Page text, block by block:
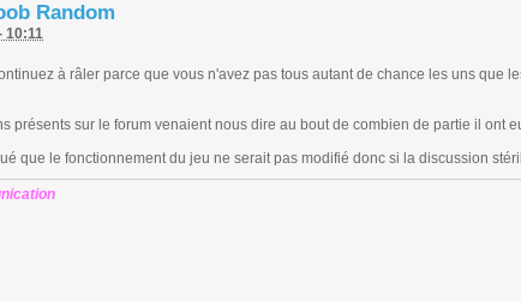
Random
10:11
à râler parce que vous n'avez pas tous autant de chance les uns que
présents sur le forum venaient nous dire au bout de combien de partie il ont
que le fonctionnement du jeu ne serait pas modifié donc si la discussion